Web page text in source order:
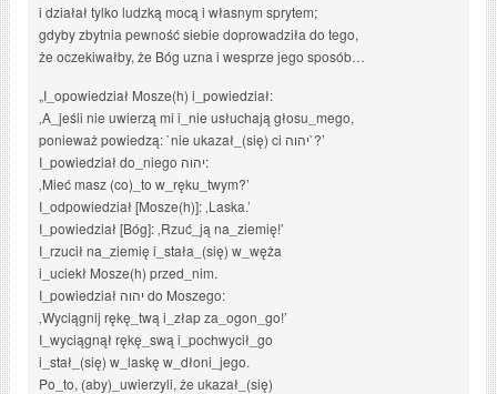
i działał tylko ludzką mocą i własnym sprytem;
gdyby zbytnia pewność siebie doprowadziła do tego,
że oczekiwałby, że Bóg uzna i wesprze jego sposób…
„I_opowiedział Mosze(h) i_powiedział:
‚A_jeśli nie uwierzą mi i_nie usłuchają głosu_mego,
ponieważ powiedzą: `nie ukazał_(się) ci יהוה`?’
I_powiedział do_niego יהוה:
‚Mieć masz (co)_to w_ręku_twym?’
I_odpowiedział [Mosze(h)]: ‚Laska.’
I_powiedział [Bóg]: ‚Rzuć_ją na_ziemię!’
I_rzucił na_ziemię i_stała_(się) w_węża
i_uciekł Mosze(h) przed_nim.
I_powiedział יהוה do Moszego:
‚Wyciągnij rękę_twą i_złap za_ogon_go!’
I_wyciągnął rękę_swą i_pochwycił_go
i_stał_(się) w_laskę w_dłoni_jego.
Po_to, (aby)_uwierzyli, że ukazał_(się)